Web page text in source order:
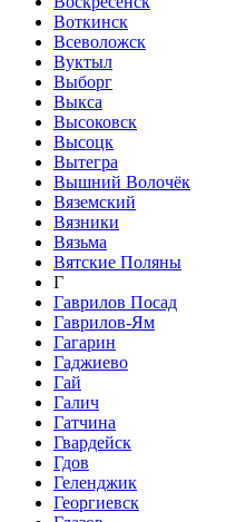
Воткинск
Всеволожск
Вуктыл
Выборг
Выкса
Высоковск
Высоцк
Вытегра
Вышний Волочёк
Вяземский
Вязники
Вязьма
Вятские Поляны
Г
Гаврилов Посад
Гаврилов-Ям
Гагарин
Гаджиево
Гай
Галич
Гатчина
Гвардейск
Гдов
Геленджик
Георгиевск